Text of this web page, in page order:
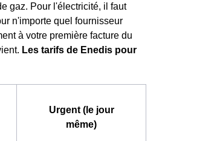
gaz. Pour l'électricité, il faut
n'importe quel fournisseur
à votre première facture du
Les tarifs de Enedis pour
Urgent (le jour
même)